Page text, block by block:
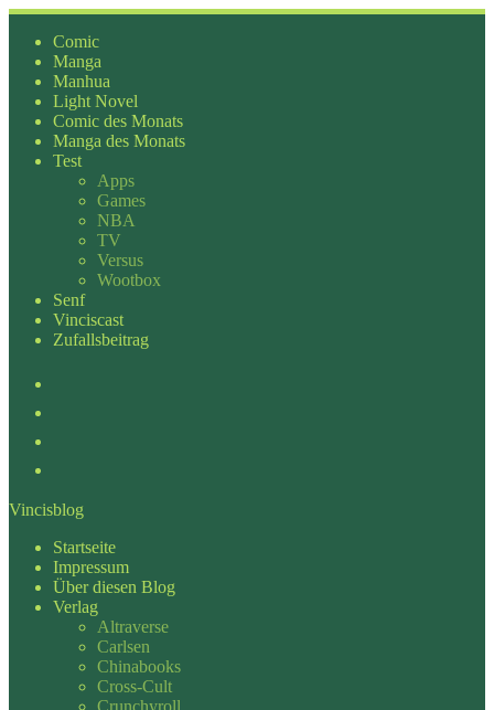
Zum
Inhalt
springen
Comic
Manga
Manhua
Light Novel
Comic des Monats
Manga des Monats
Test
Apps
Games
NBA
TV
Versus
Wootbox
Senf
Vinciscast
Zufallsbeitrag
Vincisblog
Startseite
Impressum
Über diesen Blog
Verlag
Altraverse
Carlsen
Chinabooks
Cross-Cult
Crunchyroll